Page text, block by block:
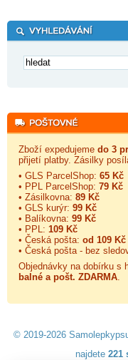
Zboží expedujeme do 3
přijetí platby. Zásilky
• GLS ParcelShop: 65 Kč
• PPL ParcelShop: 79 Kč
• Zásilkovna: 89 Kč
• GLS kurýr: 99 Kč
• Balíkovna: 99 Kč
• PPL: 109 Kč
• Česká pošta: od 109 Kč
• Česká pošta - bez
Objednávky na dobírku s
balné a pošt. ZDARMA.
© 2019-2026
najdete 221